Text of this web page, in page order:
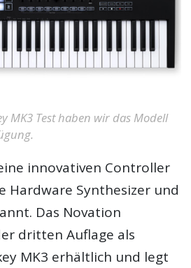
MK3 Test haben wir das Modell
innovativen Controller
Hardware Synthesizer und
Das Novation
dritten Auflage als
MK3 erhältlich und legt